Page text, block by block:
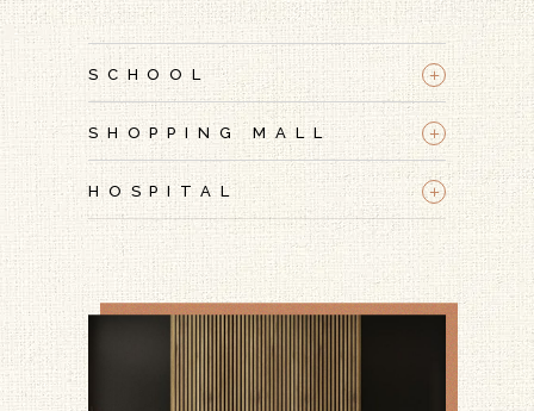
SCHOOL +
SHOPPING MALL +
HOSPITAL +